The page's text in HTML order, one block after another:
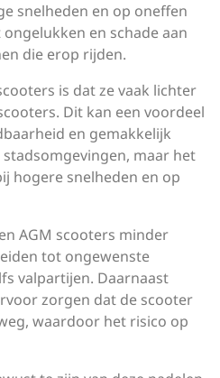
snelheden en op oneffen
en schade aan
die erop rijden.
is dat ze vaak lichter
Dit kan een voordeel
en gemakkelijk
maar het
hogere snelheden en op
AGM scooters minder
tot ongewenste
valpartijen. Daarnaast
zorgen dat de scooter
waardoor het risico op